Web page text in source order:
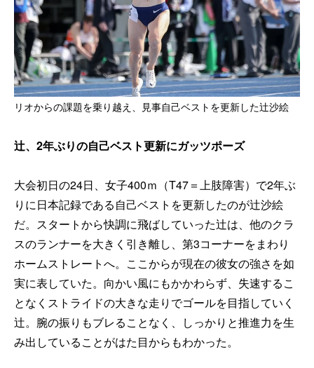
リオからの課題を乗り越え、見事自己ベストを更新した辻沙絵
辻、2年ぶりの自己ベスト更新にガッツポーズ
大会初日の24日、女子400ｍ（T47＝上肢障害）で2年ぶ
りに日本記録である自己ベストを更新したのが辻沙絵
だ。スタートから快調に飛ばしていった辻は、他のクラ
スのランナーを大きく引き離し、第3コーナーをまわり
ホームストレートへ。ここからが現在の彼女の強さを如
実に表していた。向かい風にもかかわらず、失速するこ
となくストライドの大きな走りでゴールを目指していく
辻。腕の振りもブレることなく、しっかりと推進力を生
み出していることがはた目からもわかった。